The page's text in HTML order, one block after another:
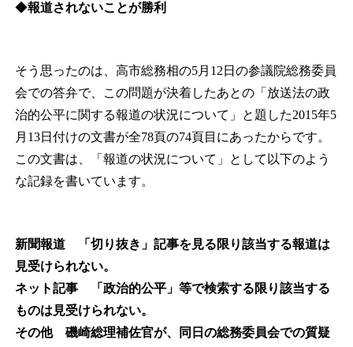
◆報道されないことが勝利
そう思ったのは、高市総務相の5月12日の参議院総務委員
会での答弁で、この問題が決着したあとの「放送法の政
治的公平に関する報道の状況について」と題した2015年5
月13日付けの文書が全78頁の74頁目にあったからです。
この文書は、「報道の状況について」として以下のよう
な記録を書いています。
新聞報道 「切り抜き」記事を見る限り該当する報道は
見受けられない。
ネット記事 「政治的公平」等で検索する限り該当する
ものは見受けられない。
その他 磯崎総理補佐官が、同日の総務委員会での質疑